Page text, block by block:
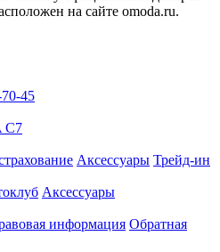
на сайте omoda.ru.
45
C7
Аксессуары Трейд-ин
Аксессуары
информация Обратная